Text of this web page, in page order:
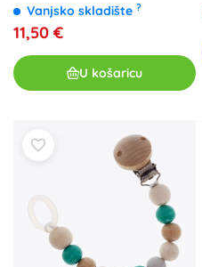
Vanjsko skladište ?
11,50 €
U košaricu